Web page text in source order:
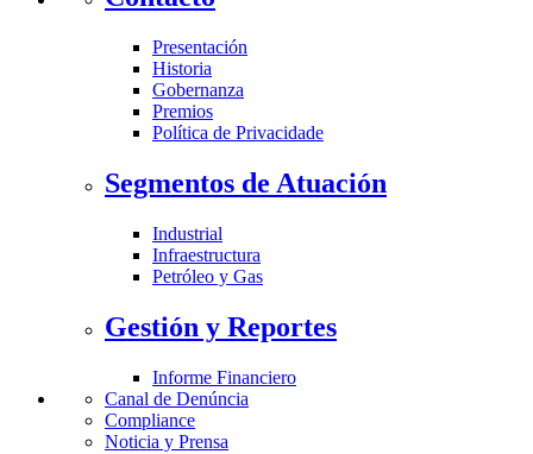
Presentación
Historia
Gobernanza
Premios
Política de Privacidade
Segmentos de Atuación
Industrial
Infraestructura
Petróleo y Gas
Gestión y Reportes
Informe Financiero
Canal de Denúncia
Compliance
Noticia y Prensa